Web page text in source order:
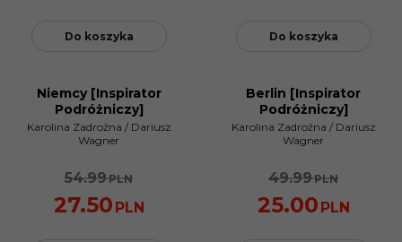
Do koszyka Do koszyka
PROMOCJA
Niemcy [Inspirator
Podróżniczy]
Karolina Zadrożna /Dariusz
Wagner
54.99PLN
27.50 PLN
PROMOCJA
Berlin [Inspirator
Podróżniczy]
Karolina Zadrożna /Dariusz
Wagner
49.99PLN
25.00 PLN